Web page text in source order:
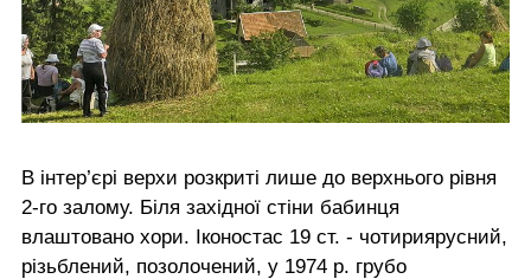
В інтер’єрі верхи розкриті лише до верхнього рівня
2-го залому. Біля західної стіни бабинця
влаштовано хори. Іконостас 19 ст. - чотириярусний,
різьблений, позолочений, у 1974 р. грубо